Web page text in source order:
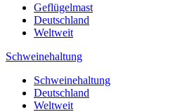
Geflügelmast
Deutschland
Weltweit
Schweinehaltung
Schweinehaltung
Deutschland
Weltweit